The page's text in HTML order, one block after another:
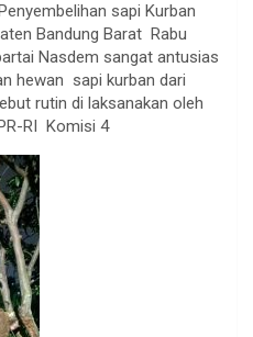
sapi Kurban
Bandung Barat Rabu
Nasdem sangat antusias
hewan sapi kurban dari
rutin di laksanakan oleh
RI Komisi 4